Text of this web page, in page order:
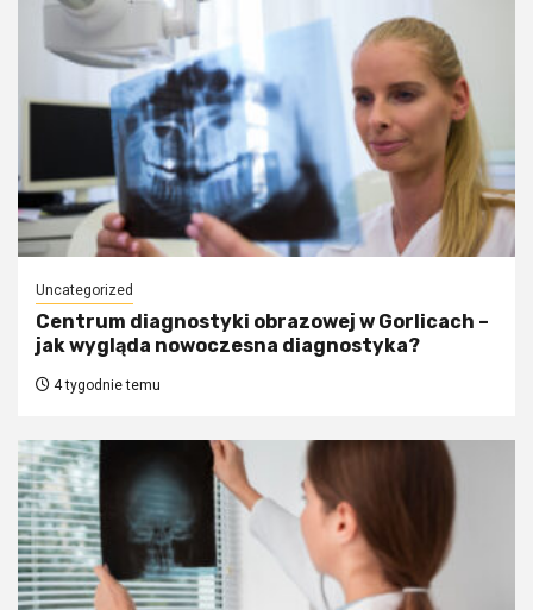
Uncategorized
Centrum diagnostyki obrazowej w Gorlicach –
jak wygląda nowoczesna diagnostyka?
4 tygodnie temu